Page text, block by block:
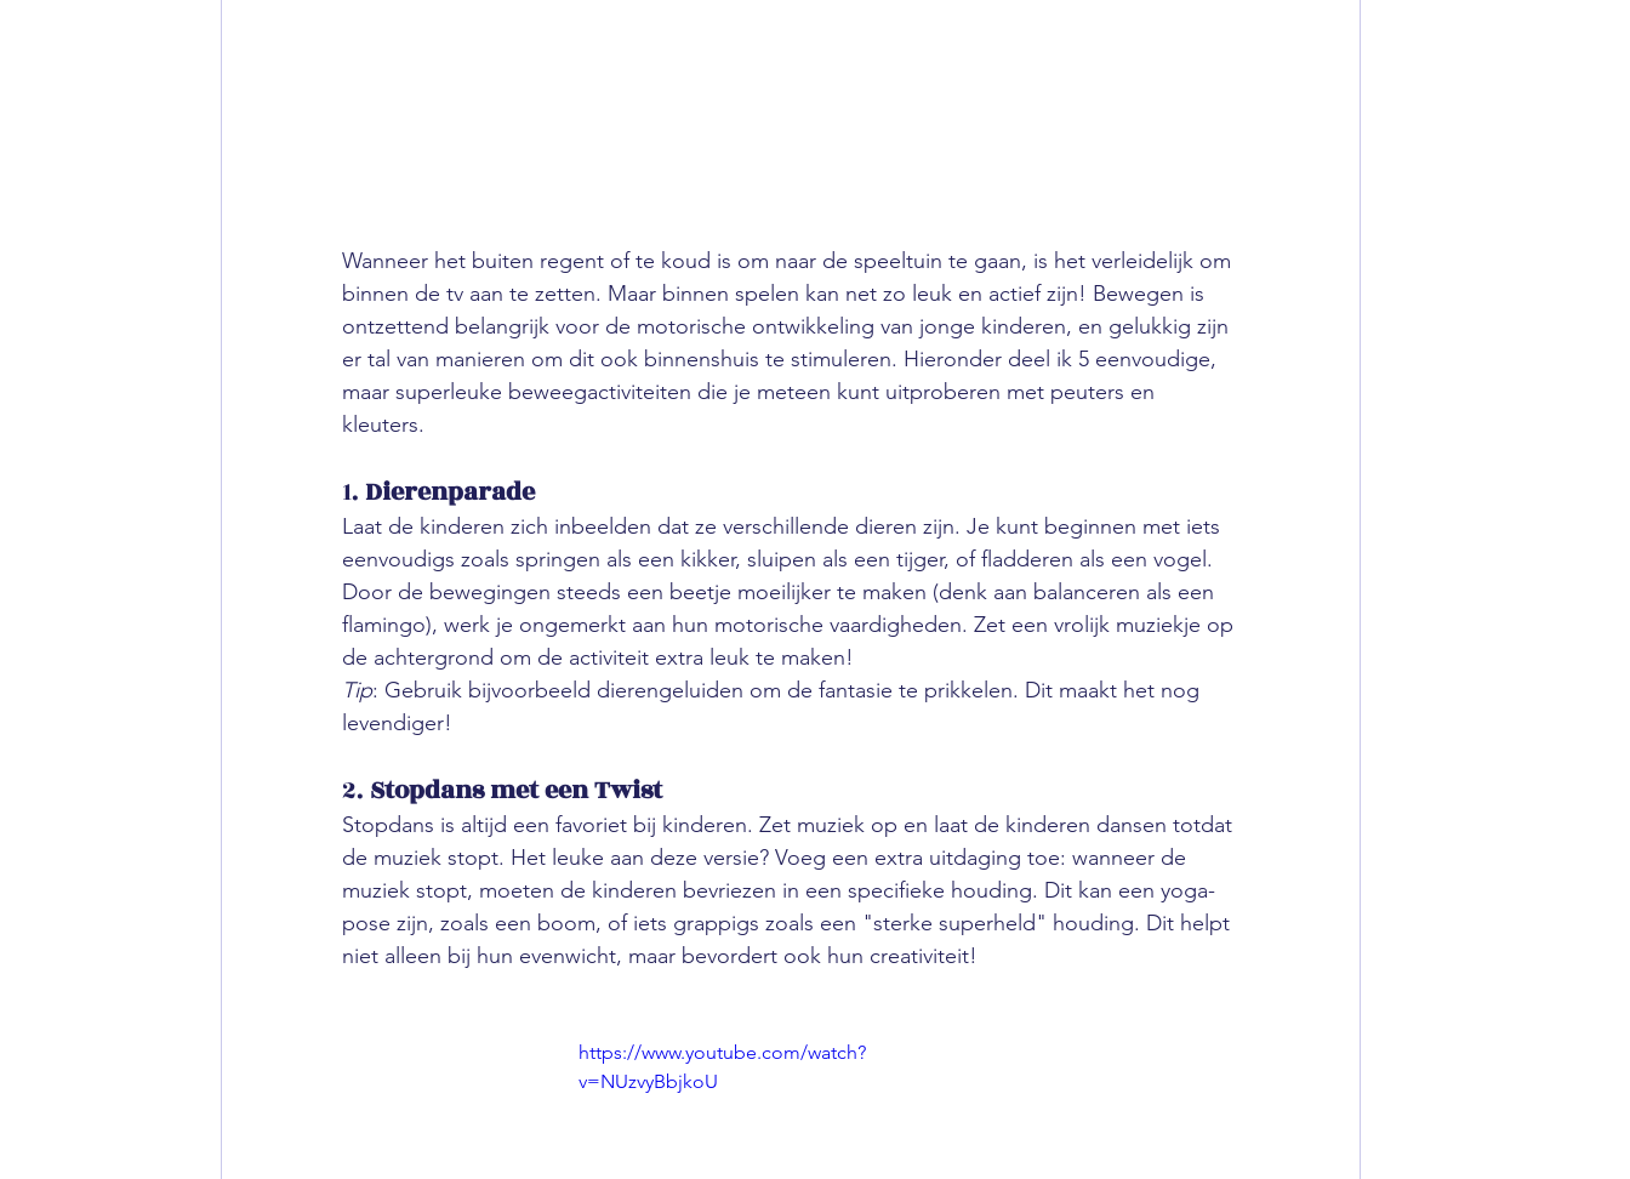
Wanneer het buiten regent of te koud is om naar de speeltuin te gaan, is het verleidelijk om
binnen de tv aan te zetten. Maar binnen spelen kan net zo leuk en actief zijn! Bewegen is
ontzettend belangrijk voor de motorische ontwikkeling van jonge kinderen, en gelukkig zijn
er tal van manieren om dit ook binnenshuis te stimuleren. Hieronder deel ik 5 eenvoudige,
maar superleuke beweegactiviteiten die je meteen kunt uitproberen met peuters en
kleuters.
1. Dierenparade
Laat de kinderen zich inbeelden dat ze verschillende dieren zijn. Je kunt beginnen met iets
eenvoudigs zoals springen als een kikker, sluipen als een tijger, of fladderen als een vogel.
Door de bewegingen steeds een beetje moeilijker te maken (denk aan balanceren als een
flamingo), werk je ongemerkt aan hun motorische vaardigheden. Zet een vrolijk muziekje op
de achtergrond om de activiteit extra leuk te maken!
Tip: Gebruik bijvoorbeeld dierengeluiden om de fantasie te prikkelen. Dit maakt het nog
levendiger!
2. Stopdans met een Twist
Stopdans is altijd een favoriet bij kinderen. Zet muziek op en laat de kinderen dansen totdat
de muziek stopt. Het leuke aan deze versie? Voeg een extra uitdaging toe: wanneer de
muziek stopt, moeten de kinderen bevriezen in een specifieke houding. Dit kan een yoga-
pose zijn, zoals een boom, of iets grappigs zoals een "sterke superheld" houding. Dit helpt
niet alleen bij hun evenwicht, maar bevordert ook hun creativiteit!
https://www.youtube.com/watch?
v=NUzvyBbjkoU